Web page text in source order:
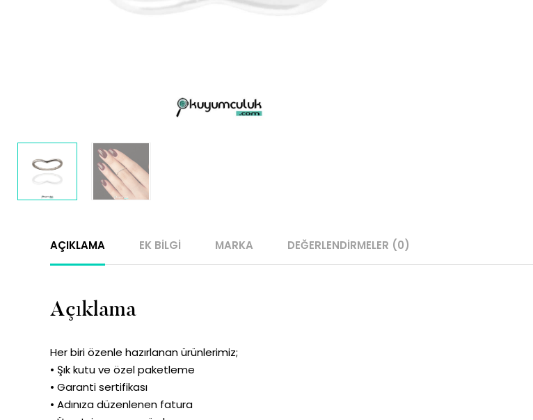
AÇIKLAMA EK BILGI MARKA DEĞERLENDIRMELER (0)
Açıklama
Her biri özenle hazırlanan ürünlerimiz;
• Şık kutu ve özel paketleme
• Garanti sertifikası
• Adınıza düzenlenen fatura